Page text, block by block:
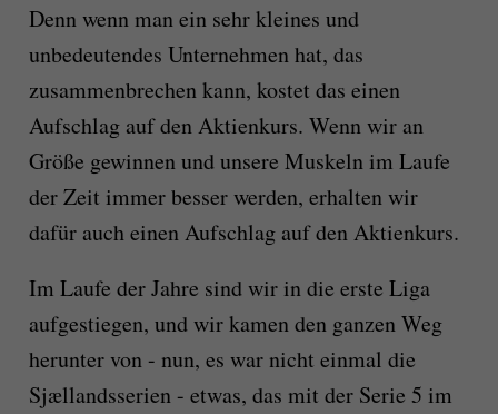
Denn wenn man ein sehr kleines und
unbedeutendes Unternehmen hat, das
zusammenbrechen kann, kostet das einen
Aufschlag auf den Aktienkurs. Wenn wir an
Größe gewinnen und unsere Muskeln im Laufe
der Zeit immer besser werden, erhalten wir
dafür auch einen Aufschlag auf den Aktienkurs.
Im Laufe der Jahre sind wir in die erste Liga
aufgestiegen, und wir kamen den ganzen Weg
herunter von - nun, es war nicht einmal die
Sjællandsserien - etwas, das mit der Serie 5 im